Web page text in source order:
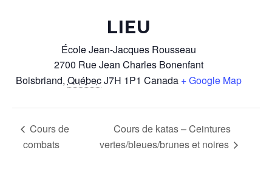
LIEU
École Jean-Jacques Rousseau
2700 Rue Jean Charles Bonenfant
Boisbriand, QuébecJ7H 1P1 Canada + Google Map
Cours de
combats
Cours de katas – Ceintures
vertes/bleues/brunes et noires